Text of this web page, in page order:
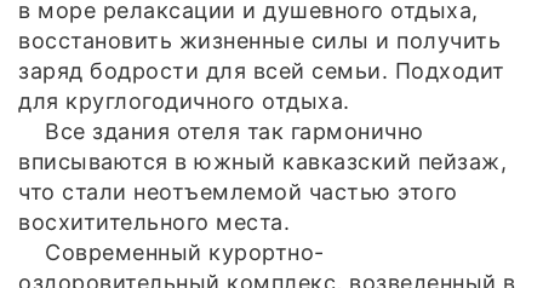
в море релаксации и душевного отдыха,
восстановить жизненные силы и получить
заряд бодрости для всей семьи. Подходит
для круглогодичного отдыха.
Все здания отеля так гармонично
вписываются в южный кавказский пейзаж,
что стали неотъемлемой частью этого
восхитительного места.
Современный курортно-
оздоровительный комплекс, возведенный в